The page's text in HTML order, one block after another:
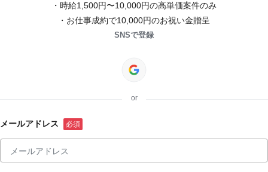
・時給1,500円〜10,000円の高単価案件のみ
・お仕事成約で10,000円のお祝い金贈呈
SNSで登録
or
メールアドレス